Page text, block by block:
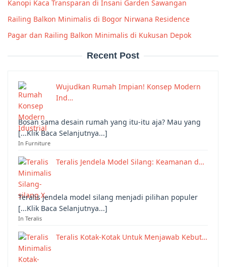
Kanopi Kaca Transparan di Insani Garden Sawangan
Railing Balkon Minimalis di Bogor Nirwana Residence
Pagar dan Railing Balkon Minimalis di Kukusan Depok
Recent Post
Wujudkan Rumah Impian! Konsep Modern
Ind…
Bosan sama desain rumah yang itu-itu aja? Mau yang
[...Klik Baca Selanjutnya...]
In Furniture
Teralis Jendela Model Silang: Keamanan d…
Teralis jendela model silang menjadi pilihan populer
[...Klik Baca Selanjutnya...]
In Teralis
Teralis Kotak-Kotak Untuk Menjawab Kebut…